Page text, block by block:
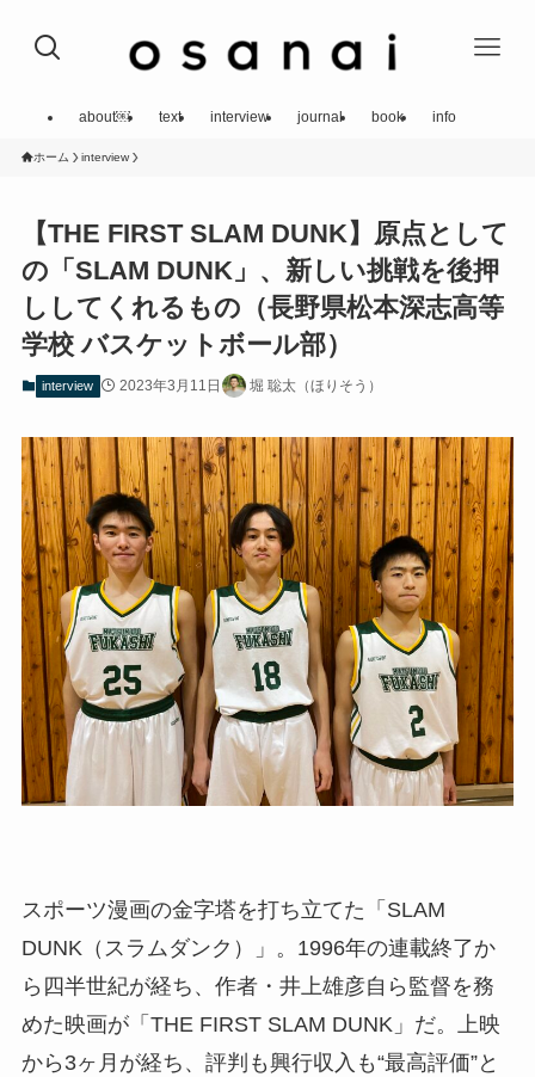
about￼ text interview journal book info
ホーム interview
【THE FIRST SLAM DUNK】原点として
の「SLAM DUNK」、新しい挑戦を後押
ししてくれるもの（長野県松本深志高等
学校 バスケットボール部）
interview 2023年3月11日 堀 聡太（ほりそう）
スポーツ漫画の金字塔を打ち立てた「SLAM
DUNK（スラムダンク）」。1996年の連載終了か
ら四半世紀が経ち、作者・井上雄彦自ら監督を務
めた映画が「THE FIRST SLAM DUNK」だ。上映
から3ヶ月が経ち、評判も興行収入も“最高評価”と